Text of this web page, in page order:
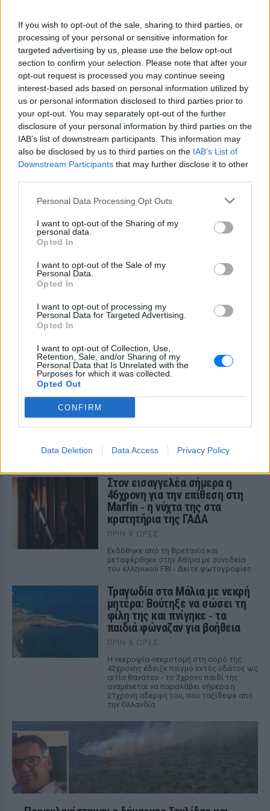
If you wish to opt-out of the sale, sharing to third parties, or
processing of your personal or sensitive information for
targeted advertising by us, please use the below opt-out
section to confirm your selection. Please note that after your
opt-out request is processed you may continue seeing
interest-based ads based on personal information utilized by
us or personal information disclosed to third parties prior to
your opt-out. You may separately opt-out of the further
disclosure of your personal information by third parties on the
IAB’s list of downstream participants. This information may
also be disclosed by us to third parties on the IAB’s List of
Downstream Participants that may further disclose it to other
Personal Data Processing Opt Outs
I want to opt-out of the Sharing of my
personal data.
Opted In
I want to opt-out of the Sale of my
Personal Data.
Opted In
I want to opt-out of processing my
Personal Data for Targeted Advertising.
Opted In
I want to opt-out of Collection, Use,
Retention, Sale, and/or Sharing of my
Personal Data that Is Unrelated with the
Purposes for which it was collected.
Opted Out
CONFIRM
Data Deletion Data Access Privacy Policy
ΔΙΑΦΗΜΙΣΗ
ΔΕΙΤΕ ΕΠΙΣΗΣ
ΣΤΗΝ ΙΔΙΑ ΚΑΤΗΓΟΡΙΑ
Ταϊλάνδης: Μαθητής άνοιξε
ΠΡΙΝ 8 ΏΡΕΣ
έναν νεκρό καθηγητή και τέσσερις
Στον εισαγγελέα σήμερα η
46χρονη για την επίθεση στη
Marfin ‑ η νύχτα της στα
κρατητήρια της ΓΑΔΑ
ΠΡΙΝ 8 ΏΡΕΣ
Εκδόθηκε από τη Βρετανία και
μεταφέρθηκε στην Αθήνα με συνοδεία
του ελληνικού FBI - Δείτε φωτογραφίες
Τραγωδία στα Μάλια με νεκρή
μητέρα: Βούτηξε να σώσει τη
φίλη της και πνίγηκε ‑ τα
παιδιά φώναζαν για βοήθεια
ΠΡΙΝ 8 ΏΡΕΣ
Η νεκροψία-νεκροτομή στη σορό της
42χρονης έδειξε πνιγμό εντός ύδατος ως
αιτία θανάτου - το 3χρονο παιδί της
αναμένεται να παραλάβει σήμερα η
21χρονη αδερφή του, που ταξίδεψε από
την Ολλανδία